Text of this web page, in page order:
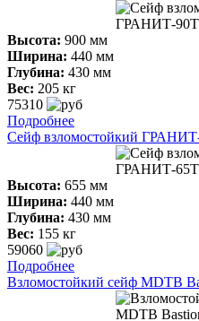
Высота: 900 мм
Ширина: 440 мм
Глубина: 430 мм
Вес: 205 кг
75310
Подробнее
Сейф взломостойкий
Высота: 655 мм
Ширина: 440 мм
Глубина: 430 мм
Вес: 155 кг
59060
Подробнее
Взломостойкий сейф MDTB